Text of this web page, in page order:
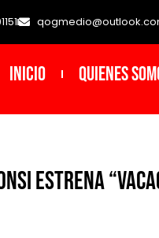
INICIO Quienes
estrena